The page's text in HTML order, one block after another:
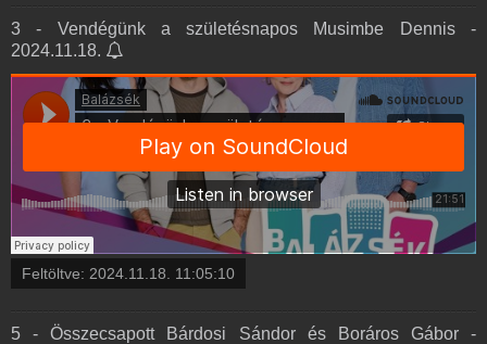
3 - Vendégünk a születésnapos Musimbe Dennis -
2024.11.18.
Feltöltve: 2024.11.18. 11:05:10
5 - Összecsapott Bárdosi Sándor és Boráros Gábor -